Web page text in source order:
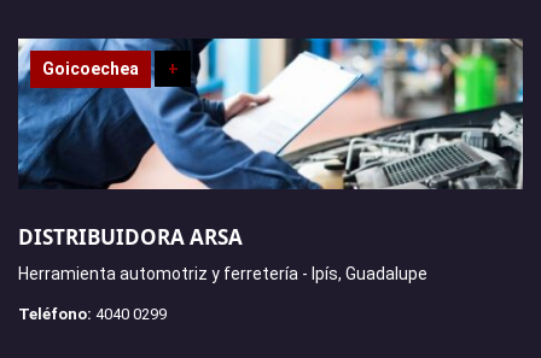
Goicoechea +
DISTRIBUIDORA ARSA
Herramienta automotriz y ferretería - Ipís, Guadalupe
Teléfono: 4040 0299